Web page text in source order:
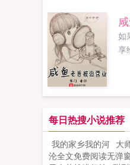
如
享
每日热搜小说推荐
我的家乡我的河 大
沦全文免费阅读无弹